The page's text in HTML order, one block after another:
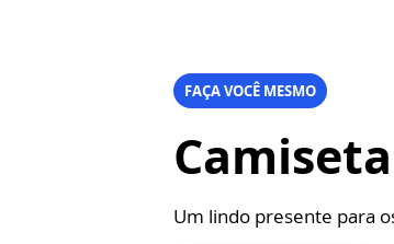
FAÇA VOCÊ MESMO
Um lindo presente para